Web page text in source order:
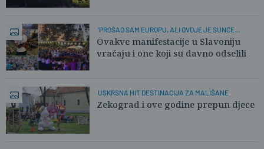
'PROŠAO SAM EUROPU, ALI OVDJE JE SUNCE
DRUKČIJE!'
Ovakve manifestacije u Slavoniju
vraćaju i one koji su davno odselili
USKRSNA HIT DESTINACIJA ZA MALIŠANE
Zekograd i ove godine prepun djece